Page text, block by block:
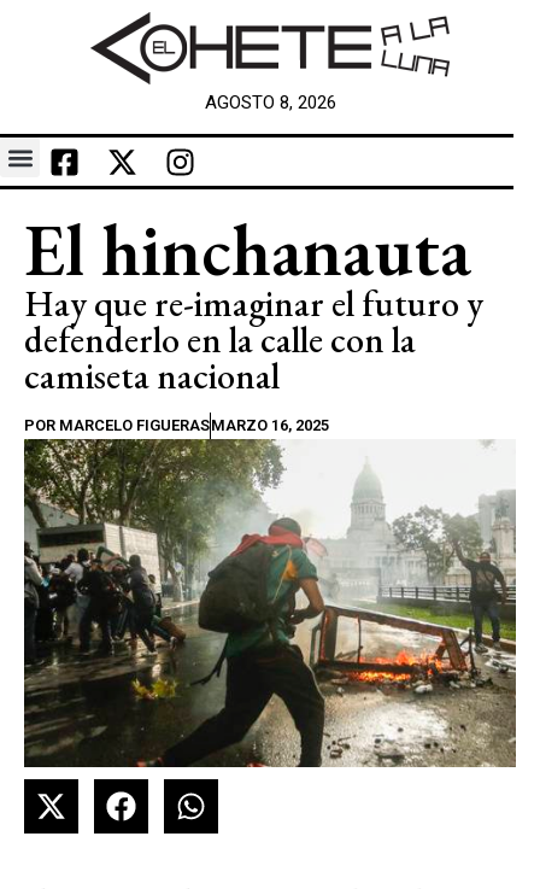
AGOSTO 8, 2026
El hinchanauta
Hay que re-imaginar el futuro y
defenderlo en la calle con la
camiseta nacional
POR MARCELO FIGUERASMARZO 16, 2025